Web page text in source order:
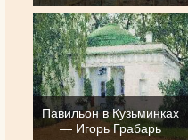
Павильон в Кузьминках
— Игорь Грабарь